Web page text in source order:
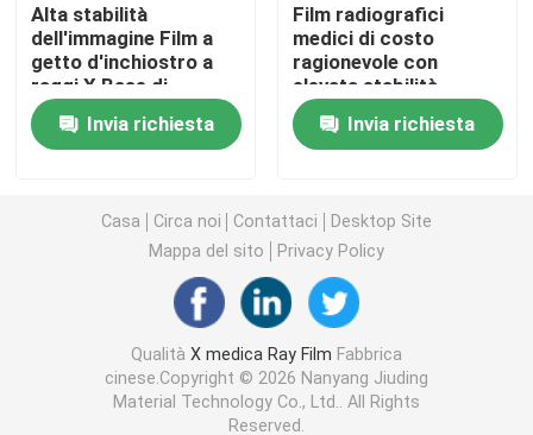
Film asciutto medico
Lastra radioscopica dell'ANIMALE DOMESTICO
carta della foto del rc
Film del trasferimento di calore
Alta stabilità
dell'immagine Film a
getto d'inchiostro a
raggi X Base di
pellicola PET Prezzo
ragionevole
Progettato per
industriale
Invia richiesta
Film radiografici
medici di costo
ragionevole con
elevata stabilità
dell'immagine che
forniscono immagini
diagnostiche mediche
Invia richiesta
Casa Circa noi Contattaci
Desktop Site
Mappa del sito
Privacy Policy
Qualità X medica Ray Film Fabbrica
cinese.Copyright © 2026 Nanyang Jiuding
Material Technology Co., Ltd.. All Rights
Reserved.